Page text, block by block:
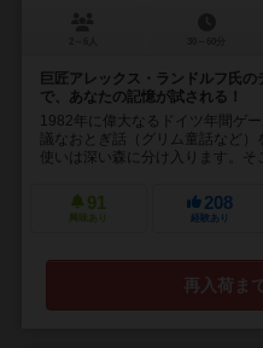
巨匠アレックス・ランドルフ氏
で、あなたの記憶が試される！
1982年に偉大なるドイツ年間ゲ
議なおとぎ話（グリム童話など
使いは深い森に分け入ります。そ
91
興味あり
208
経験あり
再入荷ま